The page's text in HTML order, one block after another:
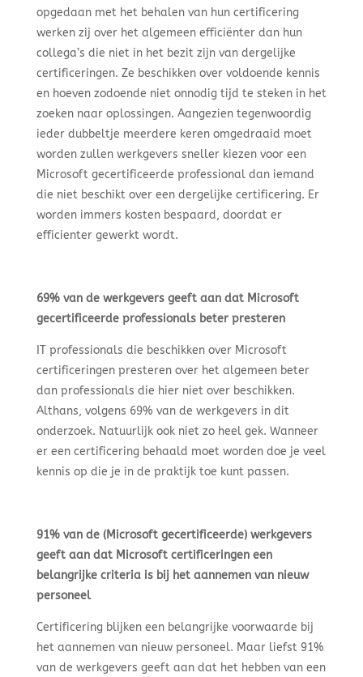
opgedaan met het behalen van hun certificering
werken zij over het algemeen efficiënter dan hun
collega’s die niet in het bezit zijn van dergelijke
certificeringen. Ze beschikken over voldoende kennis
en hoeven zodoende niet onnodig tijd te steken in het
zoeken naar oplossingen. Aangezien tegenwoordig
ieder dubbeltje meerdere keren omgedraaid moet
worden zullen werkgevers sneller kiezen voor een
Microsoft gecertificeerde professional dan iemand
die niet beschikt over een dergelijke certificering. Er
worden immers kosten bespaard, doordat er
efficienter gewerkt wordt.
69% van de werkgevers geeft aan dat Microsoft
gecertificeerde professionals beter presteren
IT professionals die beschikken over Microsoft
certificeringen presteren over het algemeen beter
dan professionals die hier niet over beschikken.
Althans, volgens 69% van de werkgevers in dit
onderzoek. Natuurlijk ook niet zo heel gek. Wanneer
er een certificering behaald moet worden doe je veel
kennis op die je in de praktijk toe kunt passen.
91% van de (Microsoft gecertificeerde) werkgevers
geeft aan dat Microsoft certificeringen een
belangrijke criteria is bij het aannemen van nieuw
personeel
Certificering blijken een belangrijke voorwaarde bij
het aannemen van nieuw personeel. Maar liefst 91%
van de werkgevers geeft aan dat het hebben van een